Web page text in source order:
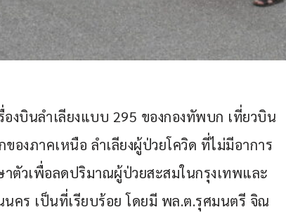
องบินลำเลียงแบบ 295 ของกองทัพบก เที่ยวบิน
องภาคเหนือ ลำเลียงผู้ป่วยโควิด ที่ไม่มีอาการ
ตัวเพื่อลดปริมาณผู้ป่วยสะสมในกรุงเทพและ
คร เป็นที่เรียบร้อย โดยมี พล.ต.รุศมนตรี จิณ